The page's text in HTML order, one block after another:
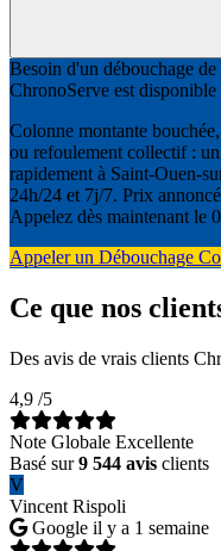
Besoin d'un débouchage
ChronoServe est
Colonne montante
ou refoulement collectif :
rapidement à Saint-Ouen-
24h/24 et 7j/7. Prix
Appelez dès maintenant le
Appeler un Débouchage
Ce que nos
Des avis de vrais clients
4,9 /5
Note Globale Excellente
Basé sur9 544 avis clients
V
Vincent Rispoli
Google il y a 1 semaine